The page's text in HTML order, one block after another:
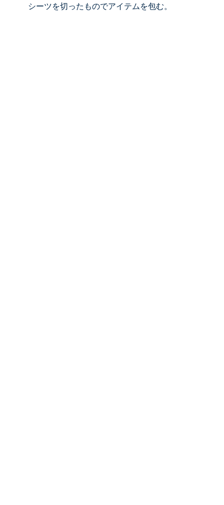
シーツを切ったものでアイテムを包む。